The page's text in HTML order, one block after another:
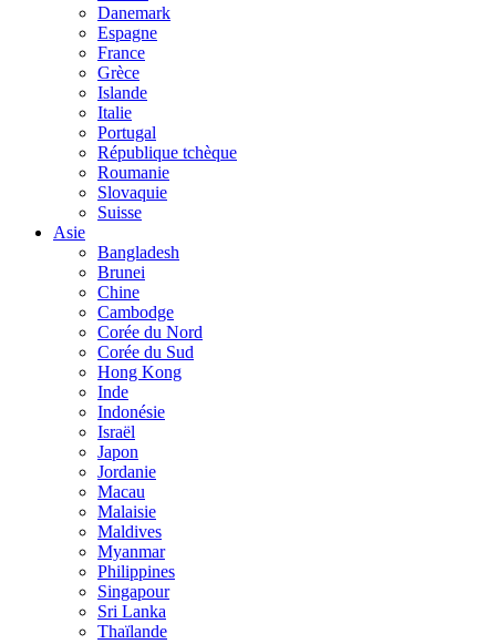
Danemark
Espagne
France
Grèce
Islande
Italie
Portugal
République tchèque
Roumanie
Slovaquie
Suisse
Asie
Bangladesh
Brunei
Chine
Cambodge
Corée du Nord
Corée du Sud
Hong Kong
Inde
Indonésie
Israël
Japon
Jordanie
Macau
Malaisie
Maldives
Myanmar
Philippines
Singapour
Sri Lanka
Thaïlande